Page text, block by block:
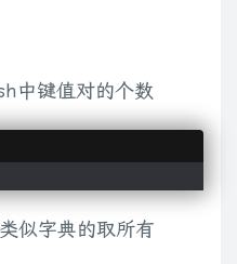
中键值对的个数
似字典的取所有